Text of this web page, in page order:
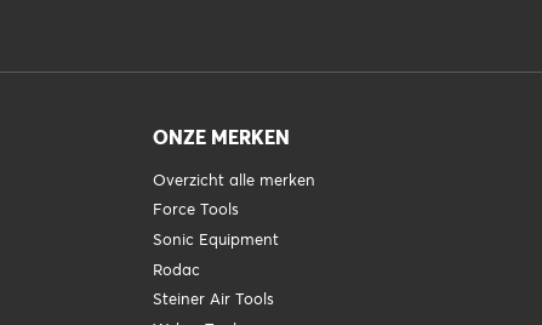
ONZE MERKEN
Overzicht alle merken
Force Tools
Sonic Equipment
Rodac
Steiner Air Tools